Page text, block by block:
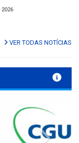
VER TODAS NOTÍCIAS
Next